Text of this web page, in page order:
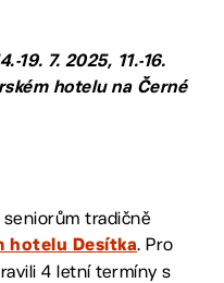
19. 7. 2025, 11.-16.
hotelu na Černé
seniorům tradičně
hotelu Desítka. Pro
4 letní termíny s